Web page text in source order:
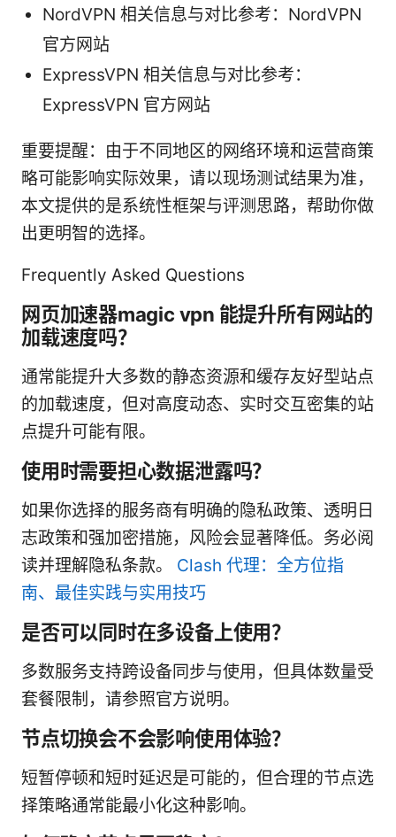
NordVPN 相关信息与对比参考：NordVPN
官方网站
ExpressVPN 相关信息与对比参考：
ExpressVPN 官方网站
重要提醒：由于不同地区的网络环境和运营商策
略可能影响实际效果，请以现场测试结果为准，
本文提供的是系统性框架与评测思路，帮助你做
出更明智的选择。
Frequently Asked Questions
网页加速器magic vpn 能提升所有网站的
加载速度吗？
通常能提升大多数的静态资源和缓存友好型站点
的加载速度，但对高度动态、实时交互密集的站
点提升可能有限。
使用时需要担心数据泄露吗？
如果你选择的服务商有明确的隐私政策、透明日
志政策和强加密措施，风险会显著降低。务必阅
读并理解隐私条款。 Clash 代理：全方位指
南、最佳实践与实用技巧
是否可以同时在多设备上使用？
多数服务支持跨设备同步与使用，但具体数量受
套餐限制，请参照官方说明。
节点切换会不会影响使用体验？
短暂停顿和短时延迟是可能的，但合理的节点选
择策略通常能最小化这种影响。